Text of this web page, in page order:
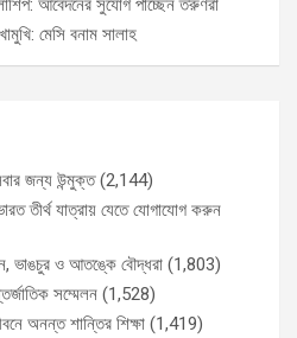
আবেদনের সুযোগ পাচ্ছেন তরুণরা
মেসি বনাম সালাহ
জন্য উন্মুক্ত (2,144)
তীর্থ যাত্রায় যেতে যোগাযোগ করুন
ভাঙচুর ও আতঙ্কে বৌদ্ধরা (1,803)
সম্মেলন (1,528)
অনন্ত শান্তির শিক্ষা (1,419)